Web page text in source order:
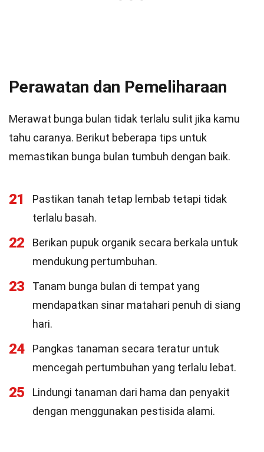
Perawatan dan Pemeliharaan
Merawat bunga bulan tidak terlalu sulit jika kamu
tahu caranya. Berikut beberapa tips untuk
memastikan bunga bulan tumbuh dengan baik.
21
Pastikan tanah tetap lembab tetapi tidak
terlalu basah.
22
Berikan pupuk organik secara berkala untuk
mendukung pertumbuhan.
23
Tanam bunga bulan di tempat yang
mendapatkan sinar matahari penuh di siang
hari.
24
Pangkas tanaman secara teratur untuk
mencegah pertumbuhan yang terlalu lebat.
25
Lindungi tanaman dari hama dan penyakit
dengan menggunakan pestisida alami.